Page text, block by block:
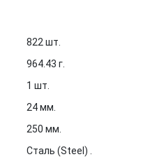
822 шт.
964.43 г.
1 шт.
24 мм.
250 мм.
Сталь (Steel) .